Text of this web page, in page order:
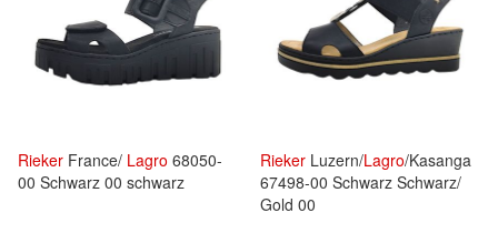
Rieker France/ Lagro 68050-
00 Schwarz 00 schwarz
Rieker Luzern/Lagro/Kasanga
67498-00 Schwarz Schwarz/
Gold 00